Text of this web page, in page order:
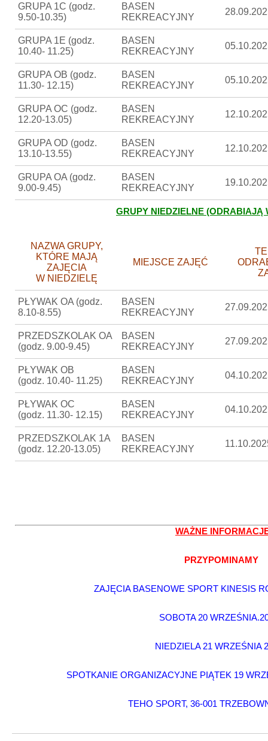
GRUPA 1C (godz.
9.50-10.35)
BASEN
REKREACYJNY
GRUPA 1E (godz.
10.40- 11.25)
BASEN
REKREACYJNY
GRUPA OB (godz.
11.30- 12.15)
BASEN
REKREACYJNY
GRUPA OC (godz.
12.20-13.05)
BASEN
REKREACYJNY
GRUPA OD (godz.
13.10-13.55)
BASEN
REKREACYJNY
GRUPA OA (godz.
9.00-9.45)
BASEN
REKREACYJNY
GRUPY NIEDZIELNE (ODRABIAJĄ
NAZWA GRUPY,
KTÓRE MAJĄ
ZAJĘCIA
W NIEDZIELĘ
MIEJSCE ZAJĘĆ
PŁYWAK OA (godz.
8.10-8.55)
BASEN
REKREACYJNY
PRZEDSZKOLAK OA
(godz. 9.00-9.45)
BASEN
REKREACYJNY
PŁYWAK OB
(godz. 10.40- 11.25)
BASEN
REKREACYJNY
PŁYWAK OC
(godz. 11.30- 12.15)
BASEN
REKREACYJNY
PRZEDSZKOLAK 1A
(godz. 12.20-13.05)
BASEN
REKREACYJNY
WAŻNE
PRZYPOMINAMY
ZAJĘCIA BASENOWE SPORT KINESIS
SOBOTA 20
NIEDZIELA 21 WRZEŚNIA
SPOTKANIE ORGANIZACYJNE PIĄTEK 19
TEHO SPORT, 36-001